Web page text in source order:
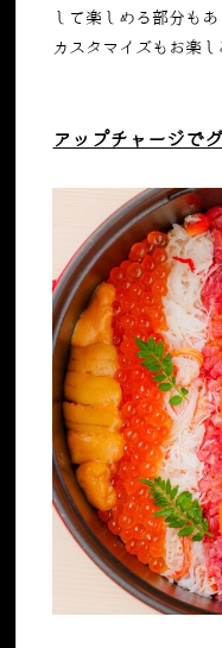
して楽しめる部分も
カスタマイズもお楽し
アップチャージで